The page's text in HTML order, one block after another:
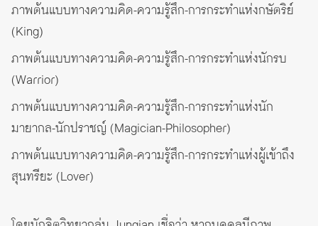
ภาพต้นแบบทางความคิด-ความรู้สึก-การกระทำแห่งกษัตริย์
(King)
ภาพต้นแบบทางความคิด-ความรู้สึก-การกระทำแห่งนักรบ
(Warrior)
ภาพต้นแบบทางความคิด-ความรู้สึก-การกระทำแห่งนัก
มายากล-นักปราชญ์ (Magician-Philosopher)
ภาพต้นแบบทางความคิด-ความรู้สึก-การกระทำแห่งผู้เข้าถึง
สุนทรียะ (Lover)